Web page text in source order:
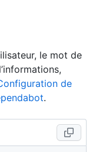
le mot de
de
.